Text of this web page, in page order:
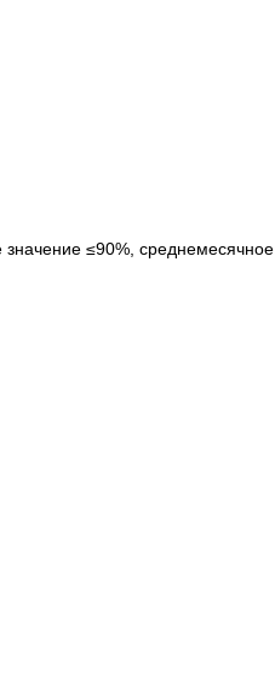
значение ≤90%, среднемесячное